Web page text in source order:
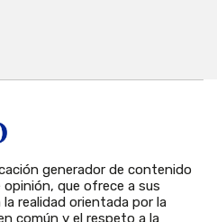
generador de contenido
que ofrece a sus
realidad orientada por la
común y el respeto a la